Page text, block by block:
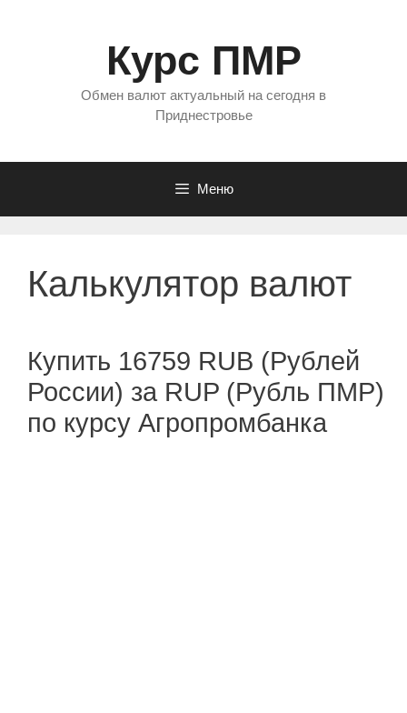
Курс ПМР
Обмен валют актуальный на сегодня в
Приднестровье
Меню
Калькулятор валют
Купить 16759 RUB (Рублей
России) за RUP (Рубль ПМР)
по курсу Агропромбанка